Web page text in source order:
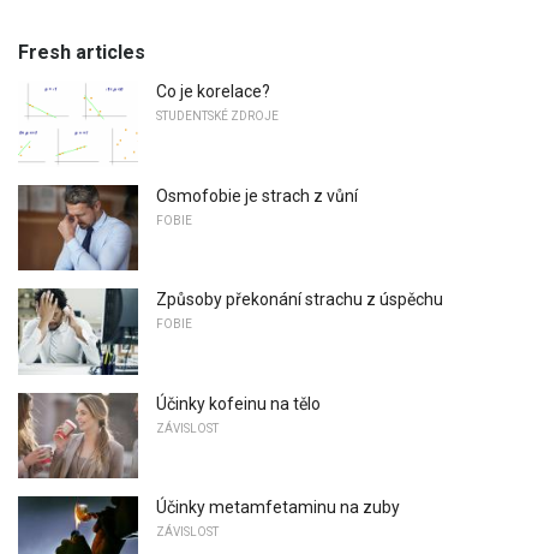
Fresh articles
Co je korelace?
STUDENTSKÉ ZDROJE
Osmofobie je strach z vůní
FOBIE
Způsoby překonání strachu z úspěchu
FOBIE
Účinky kofeinu na tělo
ZÁVISLOST
Účinky metamfetaminu na zuby
ZÁVISLOST